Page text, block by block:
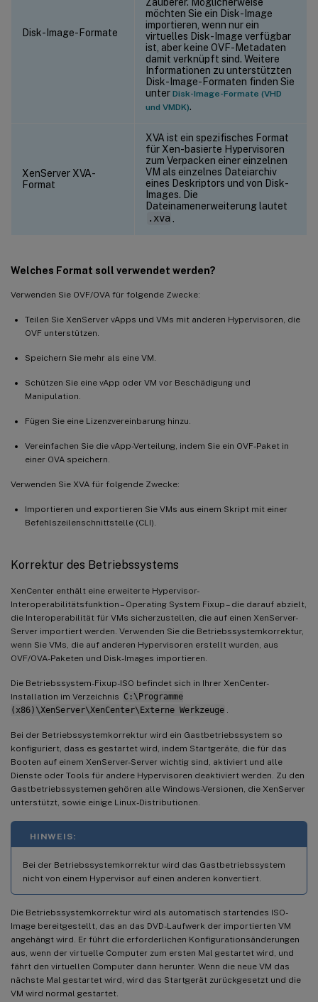
Disk-Image-Formate
möchten Sie ein Disk-Image
importieren, wenn nur ein
virtuelles Disk-Image verfügbar
ist, aber keine OVF-Metadaten
damit verknüpft sind. Weitere
Informationen zu unterstützten
Disk-Image-Formaten finden Sie
unter Disk-Image-Formate (VHD
und VMDK).
XenServer XVA-
Format
XVA ist ein spezifisches Format
für Xen-basierte Hypervisoren
zum Verpacken einer einzelnen
VM als einzelnes Dateiarchiv
eines Deskriptors und von Disk-
Images. Die
Dateinamenerweiterung lautet
.xva.
Welches Format soll verwendet werden?
Verwenden Sie OVF/OVA für folgende Zwecke:
Teilen Sie XenServer vApps und VMs mit anderen Hypervisoren, die
OVF unterstützen.
Speichern Sie mehr als eine VM.
Schützen Sie eine vApp oder VM vor Beschädigung und
Manipulation.
Fügen Sie eine Lizenzvereinbarung hinzu.
Vereinfachen Sie die vApp-Verteilung, indem Sie ein OVF-Paket in
einer OVA speichern.
Verwenden Sie XVA für folgende Zwecke:
Importieren und exportieren Sie VMs aus einem Skript mit einer
Befehlszeilenschnittstelle (CLI).
Korrektur des Betriebssystems
XenCenter enthält eine erweiterte Hypervisor-
Interoperabilitätsfunktion – Operating System Fixup – die darauf abzielt,
die Interoperabilität für VMs sicherzustellen, die auf einen XenServer-
Server importiert werden. Verwenden Sie die Betriebssystemkorrektur,
wenn Sie VMs, die auf anderen Hypervisoren erstellt wurden, aus
OVF/OVA-Paketen und Disk-Images importieren.
Die Betriebssystem-Fixup-ISO befindet sich in Ihrer XenCenter-
Installation im Verzeichnis C:\Programme
(x86)\XenServer\XenCenter\Externe Werkzeuge
Bei der Betriebssystemkorrektur wird ein Gastbetriebssystem so
konfiguriert, dass es gestartet wird, indem Startgeräte, die für das
Booten auf einem XenServer-Server wichtig sind, aktiviert und alle
Dienste oder Tools für andere Hypervisoren deaktiviert werden. Zu den
Gastbetriebssystemen gehören alle Windows-Versionen, die XenServer
unterstützt, sowie einige Linux-Distributionen.
HINWEIS:
Bei der Betriebssystemkorrektur wird das Gastbetriebssystem
nicht von einem Hypervisor auf einen anderen konvertiert.
Die Betriebssystemkorrektur wird als automatisch startendes ISO-
Image bereitgestellt, das an das DVD-Laufwerk der importierten VM
angehängt wird. Er führt die erforderlichen Konfigurationsänderungen
aus, wenn der virtuelle Computer zum ersten Mal gestartet wird, und
fährt den virtuellen Computer dann herunter. Wenn die neue VM das
nächste Mal gestartet wird, wird das Startgerät zurückgesetzt und die
VM wird normal gestartet.